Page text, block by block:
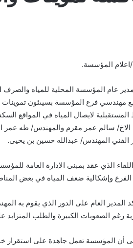
المؤسسة.
عام المؤسسة المحلية للمياه
مهندسي فرع المؤسسة بسيىئون
لايصال المياه في المواقع
الاخ/ سالم عمر مقرم والمهندس/ طه عمر
الفني المهندس/ عبدالله حسين بن يحيى.
الذي عقد بمبنى الإدارة العامة
الفرع وإشكالية ضعف المياه في بعض
المدير العام على الدور الذي يقوم به
رغم الصعوبات الكبيرة والطلب المتزايد
أن المؤسسة تعمل جاهدة على استقرار